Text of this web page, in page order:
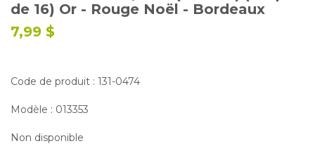
de 16) Or - Rouge Noël - Bordeaux
7,99 $
Code de produit : 131-0474
Modèle : 013353
Non disponible